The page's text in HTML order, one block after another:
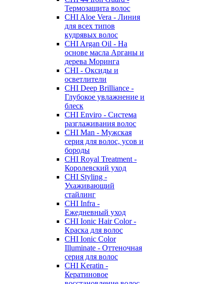
Термозащита волос
CHI Aloe Vera - Линия
для всех типов
кудрявых волос
CHI Argan Oil - На
основе масла Арганы и
дерева Моринга
CHI - Оксиды и
осветлители
CHI Deep Brilliance -
Глубокое увлажнение и
блеск
CHI Enviro - Система
разглаживания волос
CHI Man - Мужская
серия для волос, усов и
бороды
CHI Royal Treatment -
Королевский уход
CHI Styling -
Ухаживающий
стайлинг
CHI Infra -
Ежедневный уход
CHI Ionic Hair Color -
Краска для волос
CHI Ionic Color
Illuminate - Оттеночная
серия для волос
CHI Keratin -
Кератиновое